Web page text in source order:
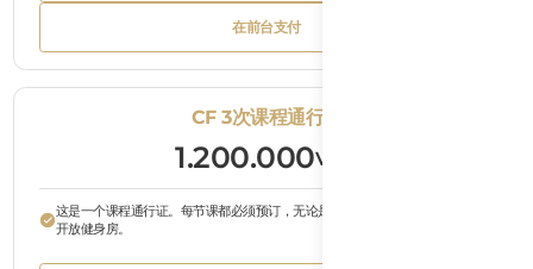
Text
Button
Text
在前台支付
在前台支付
CF 3次课程通行证
1.200.000VND
这是一个课程通行证。每节课都必须预订，无论是CrossFit课程、举重课程还是
开放健身房。